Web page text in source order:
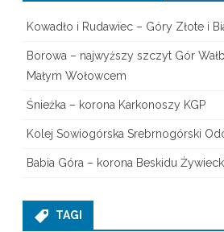
Kowadło i Rudawiec – Góry Złote i
Borowa – najwyższy szczyt Gór
Małym Wołowcem
Śnieżka – korona Karkonoszy KGP
Kolej Sowiogórska Srebrnogórski
Babia Góra – korona Beskidu
TAGI